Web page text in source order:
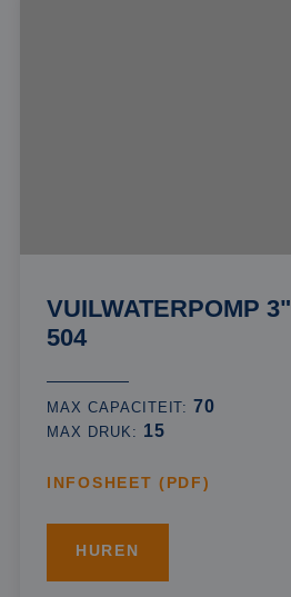
VUILWATERPOMP 3"
504
MAX CAPACITEIT: 70
MAX DRUK: 15
INFOSHEET (PDF)
HUREN